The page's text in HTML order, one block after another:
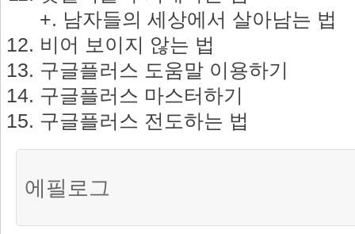
+. 남자들의 세상에서 살아남는 법
비어 보이지 않는 법
구글플러스 도움말 이용하기
구글플러스 마스터하기
구글플러스 전도하는 법
에필로그